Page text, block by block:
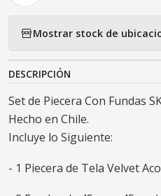
Mostrar stock de
DESCRIPCIÓN
Set de Piecera Con Fundas
Hecho en Chile.
Incluye lo Siguiente:
- 1 Piecera de Tela Velvet